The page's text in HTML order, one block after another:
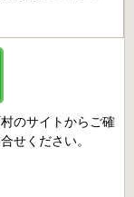
のサイトからご確
せください。